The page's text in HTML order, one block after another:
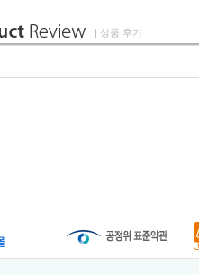
| 상품 후기